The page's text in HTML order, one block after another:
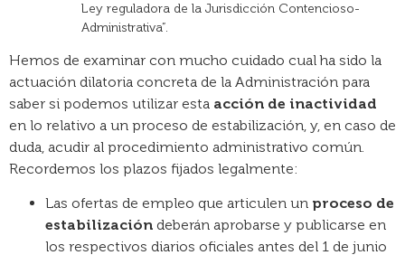
Ley reguladora de la Jurisdicción Contencioso-
Administrativa”.
Hemos de examinar con mucho cuidado cual ha sido la
actuación dilatoria concreta de la Administración para
saber si podemos utilizar esta acción de inactividad
en lo relativo a un proceso de estabilización, y, en caso de
duda, acudir al procedimiento administrativo común.
Recordemos los plazos fijados legalmente:
Las ofertas de empleo que articulen un proceso de
estabilización deberán aprobarse y publicarse en
los respectivos diarios oficiales antes del 1 de junio